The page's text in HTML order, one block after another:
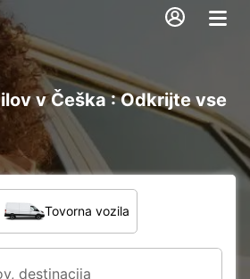
v Češka : Odkrijte vse
Tovorna vozila